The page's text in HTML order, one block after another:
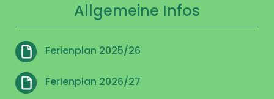
Allgemeine Infos
Ferienplan 2025/26
Ferienplan 2026/27